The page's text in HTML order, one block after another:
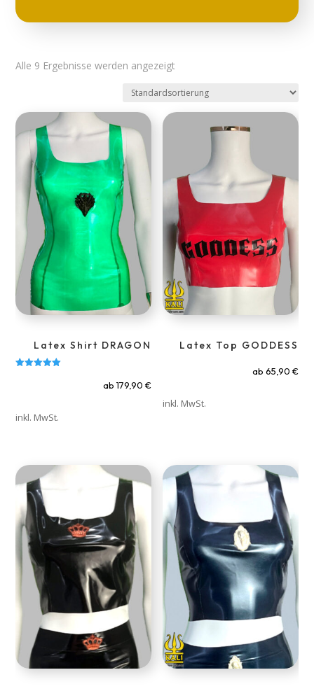
Alle 9 Ergebnisse werden angezeigt
Latex Shirt DRAGON
ab 179,90 €
inkl. MwSt.
Latex Top GODDESS
ab 65,90 €
inkl. MwSt.